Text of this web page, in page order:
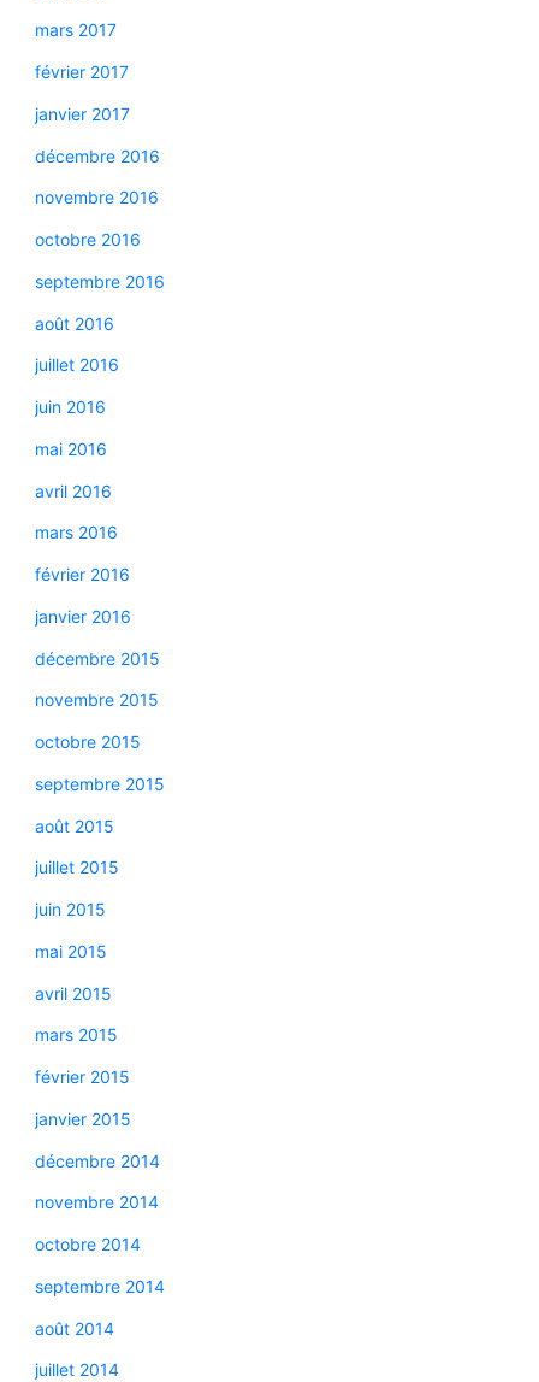
mars 2017
février 2017
janvier 2017
décembre 2016
novembre 2016
octobre 2016
septembre 2016
août 2016
juillet 2016
juin 2016
mai 2016
avril 2016
mars 2016
février 2016
janvier 2016
décembre 2015
novembre 2015
octobre 2015
septembre 2015
août 2015
juillet 2015
juin 2015
mai 2015
avril 2015
mars 2015
février 2015
janvier 2015
décembre 2014
novembre 2014
octobre 2014
septembre 2014
août 2014
juillet 2014